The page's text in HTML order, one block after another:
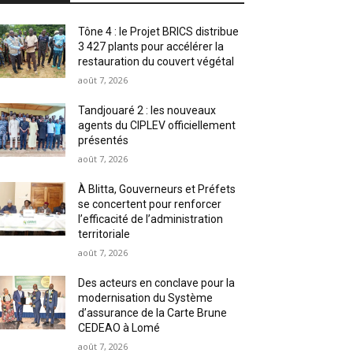
Tône 4 : le Projet BRICS distribue
3 427 plants pour accélérer la
restauration du couvert végétal
août 7, 2026
Tandjouaré 2 : les nouveaux
agents du CIPLEV officiellement
présentés
août 7, 2026
À Blitta, Gouverneurs et Préfets
se concertent pour renforcer
l’efficacité de l’administration
territoriale
août 7, 2026
Des acteurs en conclave pour la
modernisation du Système
d’assurance de la Carte Brune
CEDEAO à Lomé
août 7, 2026